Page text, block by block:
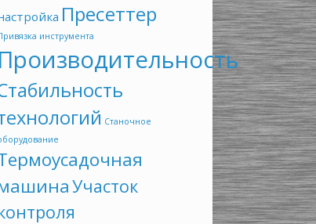
Пресеттер
инструмента
Производительность
Станочное
Участок